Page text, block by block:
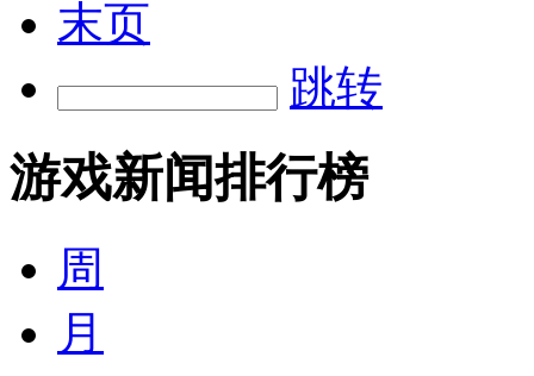
末页
跳转
游戏新闻排行榜
周
月